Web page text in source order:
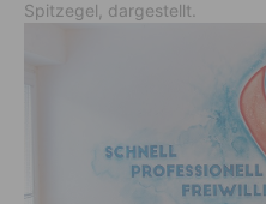
Spitzegel, dargestellt.